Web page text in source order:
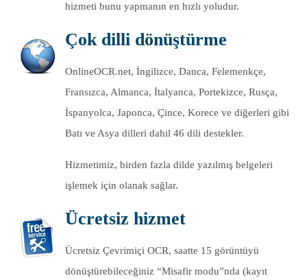
hizmeti bunu yapmanın en hızlı yoludur.
Çok dilli dönüştürme
OnlineOCR.net, İngilizce, Danca, Felemenkçe,
Fransızca, Almanca, İtalyanca, Portekizce, Rusça,
İspanyolca, Japonca, Çince, Korece ve diğerleri gibi
Batı ve Asya dilleri dahil 46 dili destekler.
Hizmetimiz, birden fazla dilde yazılmış belgeleri
işlemek için olanak sağlar.
Ücretsiz hizmet
Ücretsiz Çevrimiçi OCR, saatte 15 görüntüyü
dönüştürebileceğiniz “Misafir modu”nda (kayıt